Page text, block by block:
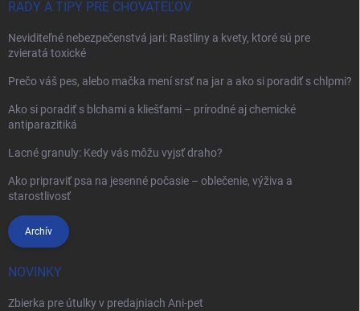
RADY A TIPY PRE CHOVATEĽOV
Neviditeľné nebezpečenstvá jari: Rastliny a kvety, ktoré sú pre
zvieratá toxické
Prečo váš pes, alebo mačka mení srsť na jar a ako si poradiť s chlpmi?
Ako si poradiť s blchami a kliešťami – prírodné aj chemické
antiparazitiká
Lacné granuly: Kedy vás môžu vyjsť draho?
Ako pripraviť psa na jesenné počasie – oblečenie, výživa a
starostlivosť
Archív
NOVINKY
Zbierka pre útulky v predajniach Ani-pet